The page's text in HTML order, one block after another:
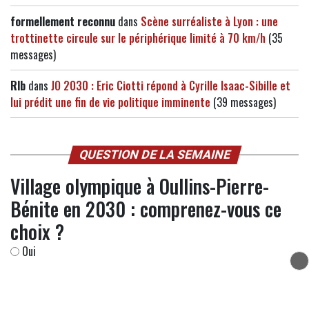
formellement reconnu dans Scène surréaliste à Lyon : une
trottinette circule sur le périphérique limité à 70 km/h (35
messages)
Rlb dans JO 2030 : Eric Ciotti répond à Cyrille Isaac-Sibille et
lui prédit une fin de vie politique imminente (39 messages)
QUESTION DE LA SEMAINE
Village olympique à Oullins-Pierre-
Bénite en 2030 : comprenez-vous ce
choix ?
Oui